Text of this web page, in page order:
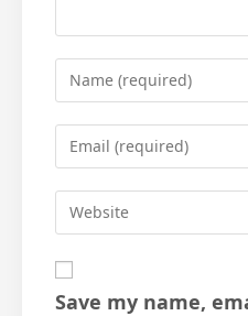
Save my name,